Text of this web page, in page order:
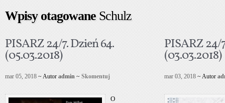
Wpisy otagowaneSchulz
PISARZ 24/7. Dzień 64.
(05.03.2018)
mar 05, 2018 ~ Autor admin ~ Skomentuj
O
PISARZ 24/
(03.03.2018)
mar 03, 2018 ~ Autor